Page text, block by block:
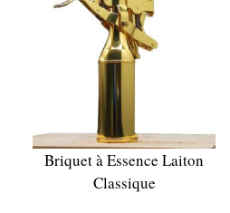
Briquet à Essence Laiton
Classique